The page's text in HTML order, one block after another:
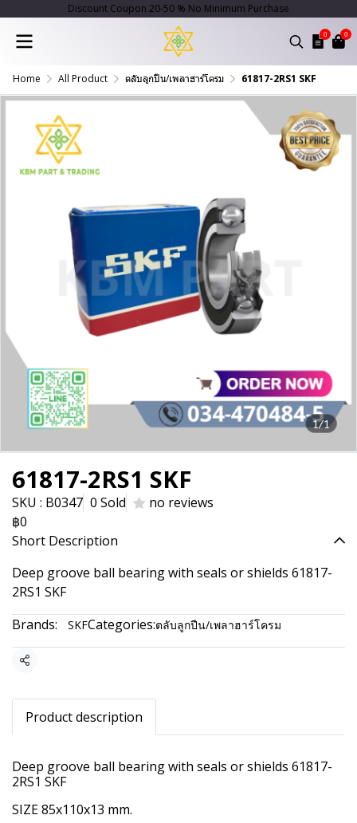
Discount Coupon 20-50 % No Minimum Purchase
0 0
Home All Product ตลับลูกปืน/เพลาฮาร์โครม 61817-2RS1 SKF
1/1
61817-2RS1 SKF
SKU : B0347 0 Sold
no reviews
฿0
Short Description
Deep groove ball bearing with seals or shields 61817-
2RS1 SKF
Brands:
SKFCategories:ตลับลูกปืน/เพลาฮาร์โครม
Share
Product description
Deep groove ball bearing with seals or shields 61817-
2RS1 SKF
SIZE 85x110x13 mm.